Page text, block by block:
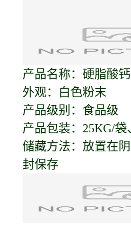
产品名称：硬脂酸钙
外观：白色粉末
产品级别：食品级
产品包装：25KG/袋
储藏方法：放置在
封保存